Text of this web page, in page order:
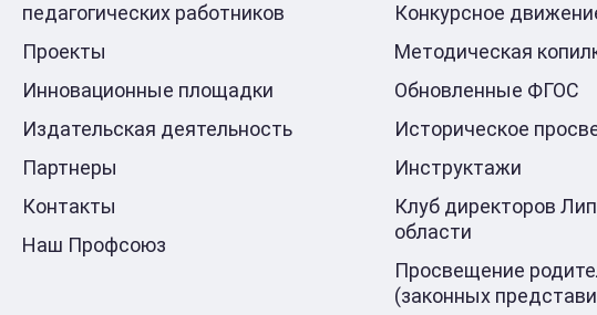
педагогических работников
Проекты
Инновационные площадки
Издательская деятельность
Партнеры
Контакты
Наш Профсоюз
Конкурсное
Методическая
Обновленные ФГОС
Историческое
Инструктажи
Клуб директоров
области
Просвещение
(законных